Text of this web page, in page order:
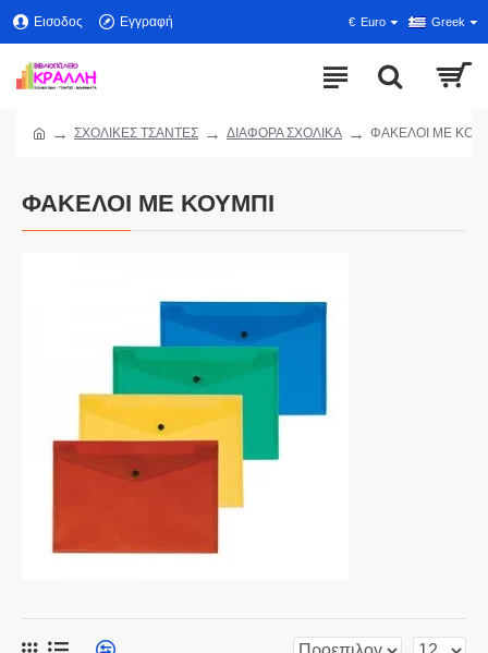
Εισοδος Εγγραφή € Euro Greek
ΣΧΟΛΙΚΕΣ ΤΣΑΝΤΕΣ ΔΙΑΦΟΡΑ ΣΧΟΛΙΚΑ ΦΑΚΕΛΟΙ ΜΕ
ΦΑΚΕΛΟΙ ΜΕ ΚΟΥΜΠΙ